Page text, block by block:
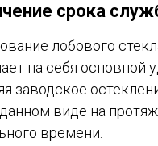
срока
лобового
на себя основной
заводское
виде на
времени.